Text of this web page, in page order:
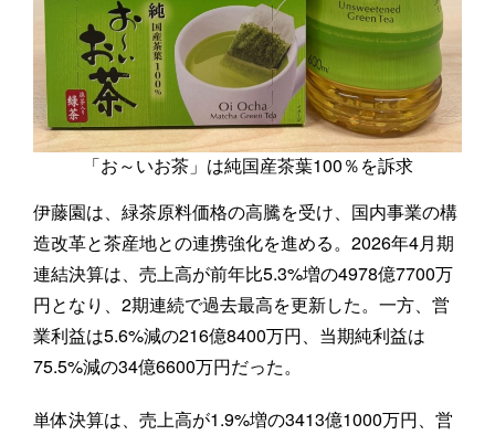
「お～いお茶」は純国産茶葉100％を訴求
伊藤園は、緑茶原料価格の高騰を受け、国内事業の構
造改革と茶産地との連携強化を進める。2026年4月期
連結決算は、売上高が前年比5.3%増の4978億7700万
円となり、2期連続で過去最高を更新した。一方、営
業利益は5.6%減の216億8400万円、当期純利益は
75.5%減の34億6600万円だった。
単体決算は、売上高が1.9%増の3413億1000万円、営